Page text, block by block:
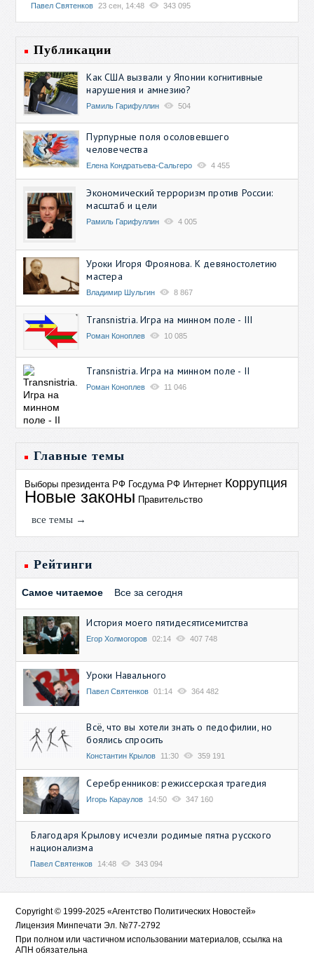
Павел Святенков 23 сен, 14:48 343 095
Публикации
Как США вызвали у Японии когнитивные
нарушения и амнезию?
Рамиль Гарифуллин 504
Пурпурные поля осоловевшего
человечества
Елена Кондратьева-Сальгеро 4 455
Экономический терроризм против России:
масштаб и цели
Рамиль Гарифуллин 4 005
Уроки Игоря Фроянова. К девяностолетию
мастера
Владимир Шульгин 8 867
Transnistria. Игра на минном поле - III
Роман Коноплев 10 085
Transnistria. Игра на минном поле - II
Роман Коноплев 11 046
Главные темы
Выборы президента РФ Госдума РФ Интернет Коррупция
Новые законы Правительство
все темы →
Рейтинги
Самое читаемое Все за сегодня
История моего пятидесятисемитства
Егор Холмогоров 02:14 407 748
Уроки Навального
Павел Святенков 01:14 364 482
Всё, что вы хотели знать о педофилии, но
боялись спросить
Константин Крылов 11:30 359 191
Серебренников: режиссерская трагедия
Игорь Караулов 14:50 347 160
Благодаря Крылову исчезли родимые пятна русского
национализма
Павел Святенков 14:48 343 094
Copyright © 1999-2025 «Агентство Политических Новостей»
Лицензия Минпечати Эл. №77-2792
При полном или частичном использовании материалов, ссылка на
АПН обязательна